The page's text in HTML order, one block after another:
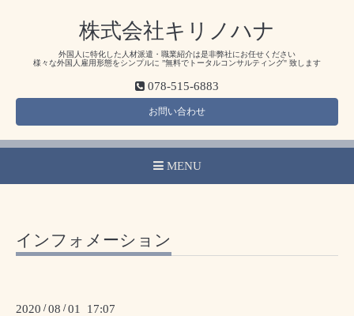
株式会社キリノハナ
外国人に特化した人材派遣・職業紹介は是非弊社にお任せください
様々な外国人雇用形態をシンプルに ”無料でトータルコンサルティング" 致します
078-515-6883
お問い合わせ
MENU
インフォメーション
2020 /08 /01 17:07